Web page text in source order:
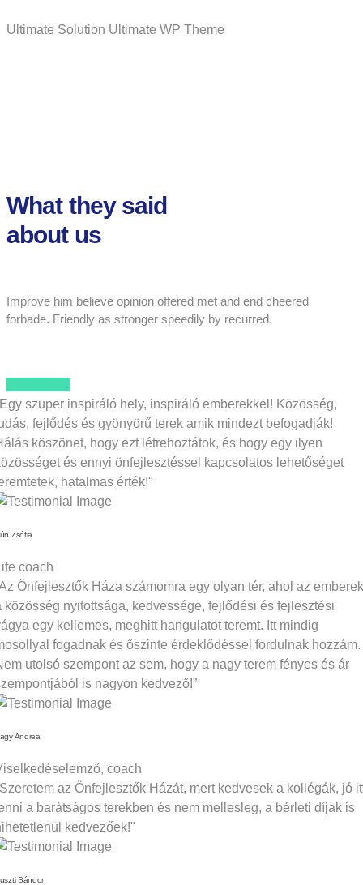
Ultimate Solution Ultimate WP Theme
What they said
about us
Improve him believe opinion offered met and end cheered
forbade. Friendly as stronger speedily by recurred.
szuper inspiráló hely, inspiráló emberekkel! Közösség,
fejlődés és gyönyörű terek amik mindezt befogadják!
köszönet, hogy ezt létrehoztátok, és hogy egy ilyen
és ennyi önfejlesztéssel kapcsolatos lehetőséget
hatalmas érték!"
Zsófia
coach
Önfejlesztők Háza számomra egy olyan tér, ahol az
közösség nyitottsága, kedvessége, fejlődési és fejlesztési
egy kellemes, meghitt hangulatot teremt. Itt mindig
fogadnak és őszinte érdeklődéssel fordulnak hozzám.
utolsó szempont az sem, hogy a nagy terem fényes és ár
is nagyon kedvező!”
Andrea
coach
az Önfejlesztők Házát, mert kedvesek a kollégák, jó
a barátságos terekben és nem mellesleg, a bérleti díjak is
kedvezőek!"
Sándor